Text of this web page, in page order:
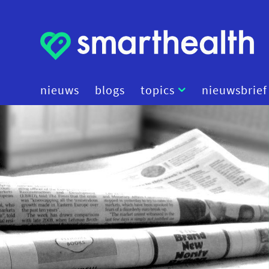
nieuws blogs topics
artificial intelligence
beleid
cybersecurity
data
diagnostiek
digital therapeutics
nieuwsbrief